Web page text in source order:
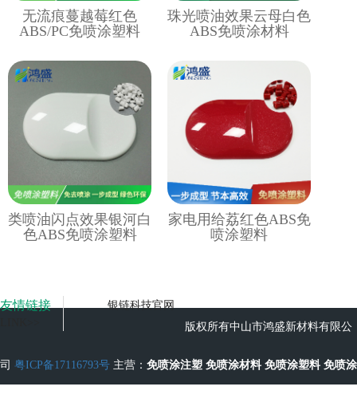
无流痕蔓越莓红色
ABS/PC免喷涂塑料
珠光喷油效果云母白色
ABS免喷涂材料
类喷油闪点效果银河白
色ABS免喷涂塑料
家电用给荔红色ABS免
喷涂塑料
友情链接
银链科技官网
版权所有中山市鸿盛新材料有限公
司 粤ICP备17116793号 主营： 免喷涂注塑 免喷涂材料 免喷涂塑料 免喷涂